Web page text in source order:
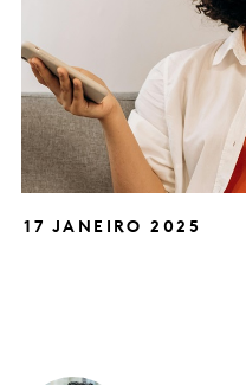
17 JANEIRO 2025